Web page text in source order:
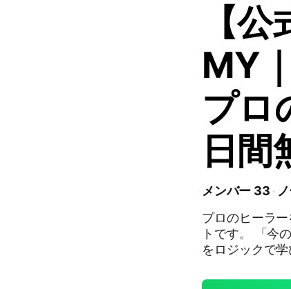
【
MY
プロ
日間
メンバー 33
プロのヒーラ
トです。 「今の環境を変えて、新しいことに挑戦したい！」「潜在意識
をロジックで
無料公開します。 🎁【参加者限定】ヒーラー適性がわかるミ